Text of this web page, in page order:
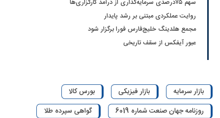
سهم ۷۵‌درصدی سرمایه‌گذاری از درآمد کارگزاری‌ها
روایت عملکردی مبتنی بر رشد پایدار
مجمع هلدینگ خلیج‌فارس فورا برگزار شود
عبور آیفکس از سقف تاریخی
بازار سرمایه بازار فیزیکی
بورس کالا
روزنامه جهان صنعت شماره 6019
گواهی سپرده طلا